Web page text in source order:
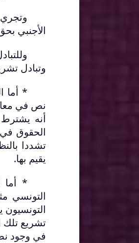
الأجنبي
وتبادل
* أما
أنه يشترط
الحقوق في
تشددا
يقيم بها.
* أما
التونسي
تشريع تلك
في وجود